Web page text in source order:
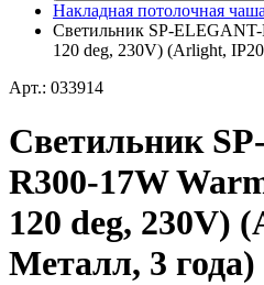
Накладная потолочная чаша
Светильник SP-
120 deg, 230V) (Arlight,
Арт.: 033914
Светильник
R300-17W
120 deg, 230V)
Металл, 3 года)